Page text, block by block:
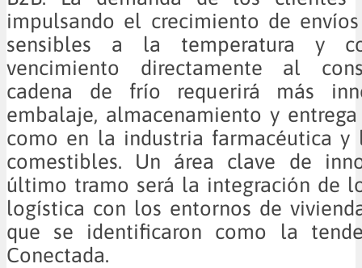
impulsando el crecimiento de
sensibles a la temperatura y
vencimiento directamente al
cadena de frío requerirá más
embalaje, almacenamiento y
como en la industria farmacéutica y
comestibles. Un área clave de
último tramo será la integración de
logística con los entornos de
que se identificaron como la
Conectada.